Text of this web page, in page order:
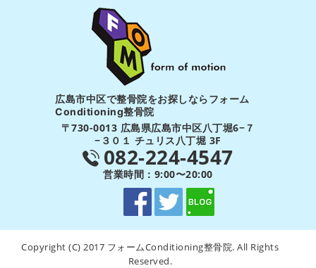
広島市中区で整骨院をお探しならフォーム
Conditioning整骨院
〒730-0013 広島県広島市中区八丁堀6−７
−３０１ チュリス八丁堀 3F
082-224-4547
営業時間：9:00〜20:00
Copyright (C) 2017 フォームConditioning整骨院. All Rights
Reserved.